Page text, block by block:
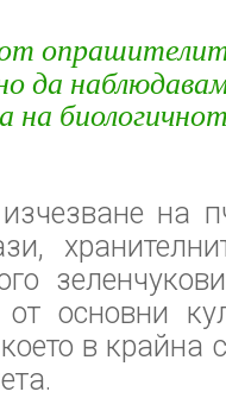
да
на
на
основни
в крайна